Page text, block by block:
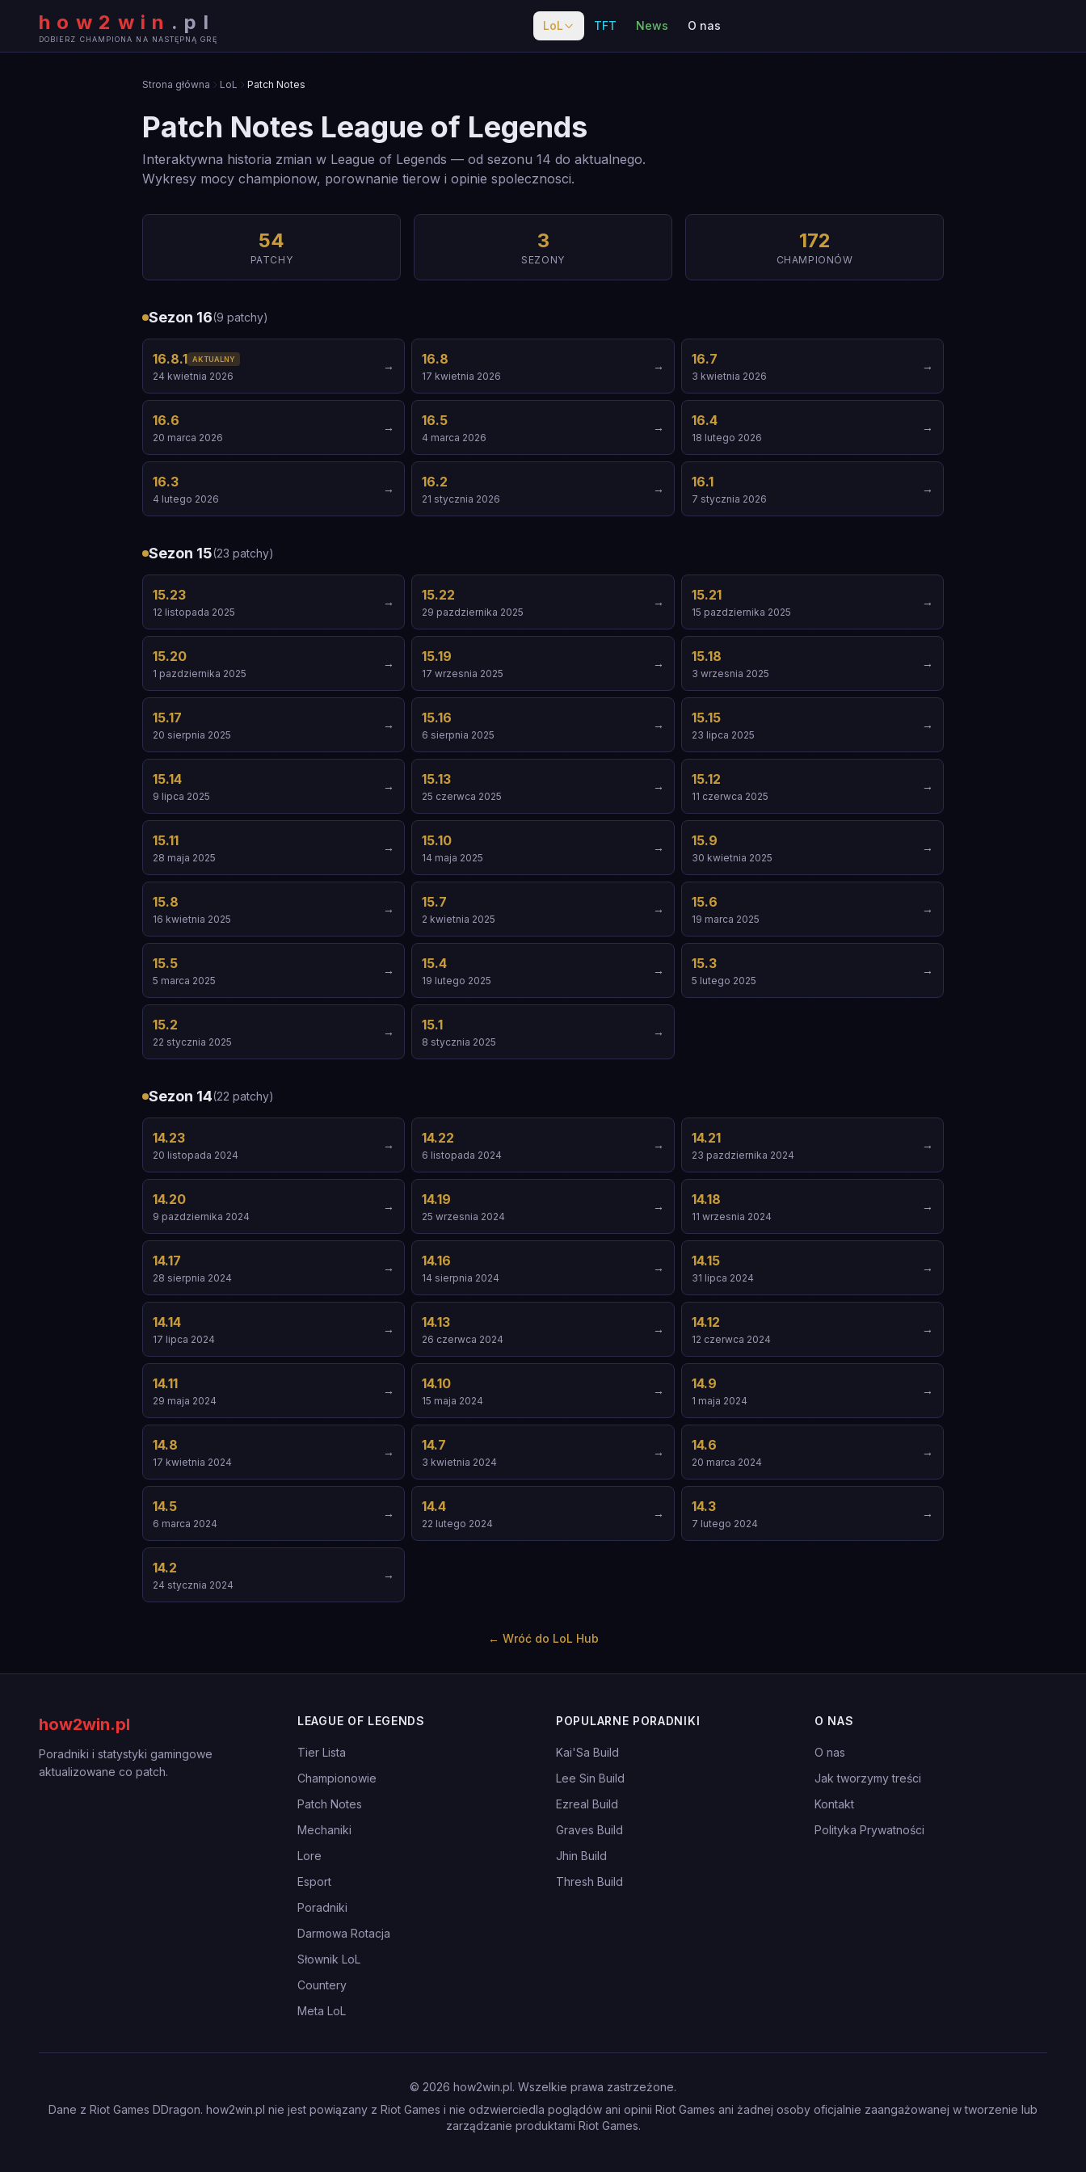
how2win . pl
DOBIERZ CHAMPIONA NA NASTĘPNĄ GRĘ
LoL TFT News O nas
Strona główna LoL Patch Notes
Patch Notes League of Legends
Interaktywna historia zmian w League of Legends — od sezonu 14 do aktualnego.
Wykresy mocy championow, porownanie tierow i opinie spolecznosci.
54
PATCHY
3
SEZONY
172
CHAMPIONÓW
Sezon 16(9 patchy)
16.8.1 AKTUALNY
24 kwietnia 2026
→ 16.8
17 kwietnia 2026
→ 16.7
3 kwietnia 2026
→
16.6
20 marca 2026
→ 16.5
4 marca 2026
→ 16.4
18 lutego 2026
→
16.3
4 lutego 2026
→ 16.2
21 stycznia 2026
→ 16.1
7 stycznia 2026
→
Sezon 15(23 patchy)
15.23
12 listopada 2025
→ 15.22
29 pazdziernika 2025
→ 15.21
15 pazdziernika 2025
→
15.20
1 pazdziernika 2025
→ 15.19
17 wrzesnia 2025
→ 15.18
3 wrzesnia 2025
→
15.17
20 sierpnia 2025
→ 15.16
6 sierpnia 2025
→ 15.15
23 lipca 2025
→
15.14
9 lipca 2025
→ 15.13
25 czerwca 2025
→ 15.12
11 czerwca 2025
→
15.11
28 maja 2025
→ 15.10
14 maja 2025
→ 15.9
30 kwietnia 2025
→
15.8
16 kwietnia 2025
→ 15.7
2 kwietnia 2025
→ 15.6
19 marca 2025
→
15.5
5 marca 2025
→ 15.4
19 lutego 2025
→ 15.3
5 lutego 2025
→
15.2
22 stycznia 2025
→ 15.1
8 stycznia 2025
→
Sezon 14(22 patchy)
14.23
20 listopada 2024
→ 14.22
6 listopada 2024
→ 14.21
23 pazdziernika 2024
→
14.20
9 pazdziernika 2024
→ 14.19
25 wrzesnia 2024
→ 14.18
11 wrzesnia 2024
→
14.17
28 sierpnia 2024
→ 14.16
14 sierpnia 2024
→ 14.15
31 lipca 2024
→
14.14
17 lipca 2024
→ 14.13
26 czerwca 2024
→ 14.12
12 czerwca 2024
→
14.11
29 maja 2024
→ 14.10
15 maja 2024
→ 14.9
1 maja 2024
→
14.8
17 kwietnia 2024
→ 14.7
3 kwietnia 2024
→ 14.6
20 marca 2024
→
14.5
6 marca 2024
→ 14.4
22 lutego 2024
→ 14.3
7 lutego 2024
→
14.2
24 stycznia 2024
→
← Wróć do LoL Hub
how2win.pl
Poradniki i statystyki gamingowe
aktualizowane co patch.
LEAGUE OF LEGENDS
Tier Lista
Championowie
Patch Notes
Mechaniki
Lore
Esport
Poradniki
Darmowa Rotacja
Słownik LoL
Countery
Meta LoL
POPULARNE PORADNIKI
Kai'Sa Build
Lee Sin Build
Ezreal Build
Graves Build
Jhin Build
Thresh Build
O NAS
O nas
Jak tworzymy treści
Kontakt
Polityka Prywatności
© 2026 how2win.pl. Wszelkie prawa zastrzeżone.
Dane z Riot Games DDragon. how2win.pl nie jest powiązany z Riot Games i nie odzwierciedla poglądów ani opinii Riot Games ani żadnej osoby oficjalnie zaangażowanej w tworzenie lub
zarządzanie produktami Riot Games.